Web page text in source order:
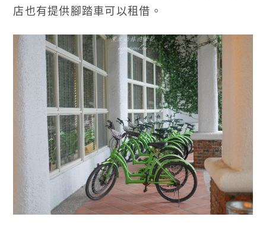
店也有提供腳踏車可以租借。